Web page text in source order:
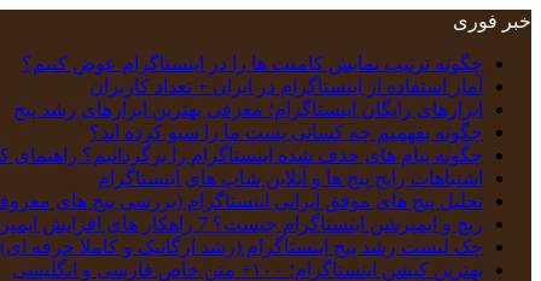
خبر فوری
چگونه ترتیب نمایش کامنت‌ ها را در اینستاگرام عوض کنیم؟
آمار استفاده از اینستاگرام در ایران + تعداد کاربران
ابزارهای رایگان اینستاگرام؛ معرفی بهترین ابزارهای رشد پیج
چگونه بفهمیم چه کسانی پست ما را سیو کرده اند؟
چگونه پیام‌ های حذف‌ شده اینستاگرام را برگردانیم؟ راهنمای
اشتباهات رایج پیج ها و آنلاین شاپ های اینستاگرام
تحلیل پیج‌ های موفق ایرانی اینستاگرام (بررسی پیج های
ریچ و ایمپرشن اینستاگرام چیست؟ 7 راهکار های افزایش ایمپرشن
چک‌ لیست رشد پیج اینستاگرام (رشد ارگانیک و کاملا حرفه ای)
بهترین کپشن‌ اینستاگرام؛ ۱۰۰+ متن خاص فارسی و انگلیسی